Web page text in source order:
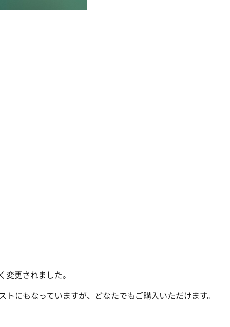
更されました。
にもなっていますが、どなたでもご購入いただけます。